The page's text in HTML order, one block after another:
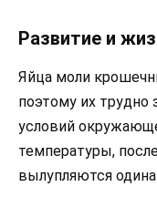
Развитие и
Яйца моли
поэтому их трудно
условий
температуры,
вылупляются